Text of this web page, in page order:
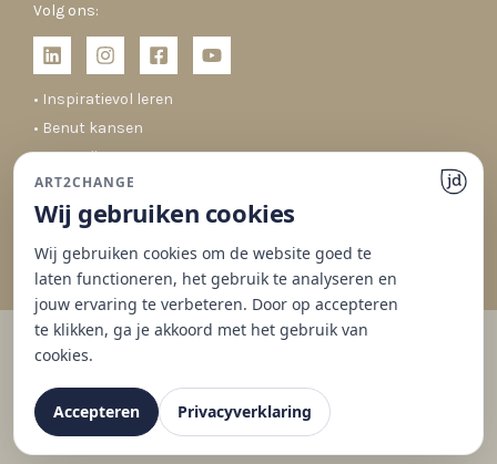
Volg ons:
• Inspiratievol leren
• Benut kansen
• Co-creëren
• Duurzaam veranderen
© 2026 Art2Change | Gedrag & Organisaties
Website gemaakt met ♥ doorJD Projecten
ART2CHANGE
Wij gebruiken cookies
Wij gebruiken cookies om de website goed te
laten functioneren, het gebruik te analyseren en
jouw ervaring te verbeteren. Door op accepteren
te klikken, ga je akkoord met het gebruik van
cookies.
Accepteren Privacyverklaring